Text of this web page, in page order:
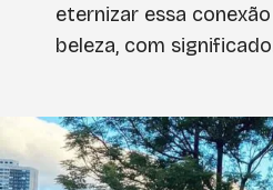
eternizar essa
beleza, com